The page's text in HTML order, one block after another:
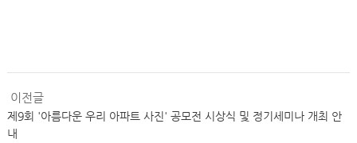
이전글
제9회 '아름다운 우리 아파트 사진' 공모전 시상식 및 정기세미나 개최 안
내